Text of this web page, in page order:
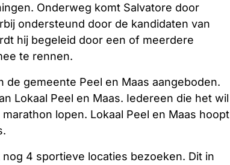
Onderweg komt Salvatore door
ondersteund door de kandidaten van
hij begeleid door een of meerdere
te rennen.
gemeente Peel en Maas aangeboden.
Lokaal Peel en Maas. Iedereen die het wil
lopen. Lokaal Peel en Maas hoopt
4 sportieve locaties bezoeken. Dit in